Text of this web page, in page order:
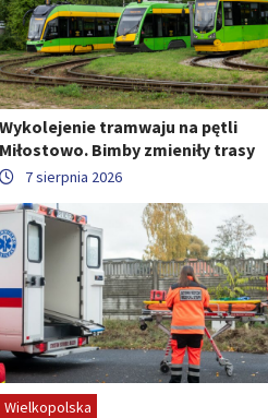
Wykolejenie tramwaju na pętli
Miłostowo. Bimby zmieniły trasy
7 sierpnia 2026
Wielkopolska